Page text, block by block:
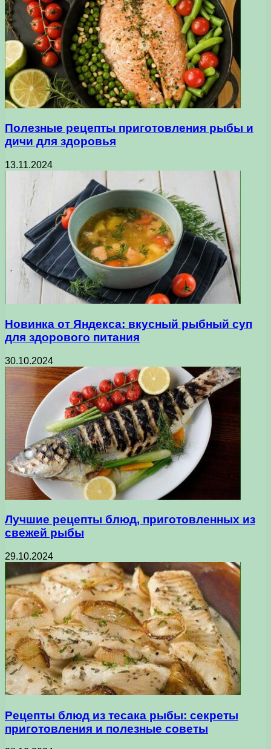
Полезные рецепты приготовления рыбы и
дичи для здоровья
13.11.2024
Новинка от Яндекса: вкусный рыбный суп
для здорового питания
30.10.2024
Лучшие рецепты блюд, приготовленных из
свежей рыбы
29.10.2024
Рецепты блюд из тесака рыбы: секреты
приготовления и полезные советы